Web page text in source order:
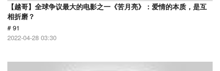
【越哥】全球争议最大的电影之一《苦月亮》：爱情的本质，是互
相折磨？
# 91
2022-04-28 03:30